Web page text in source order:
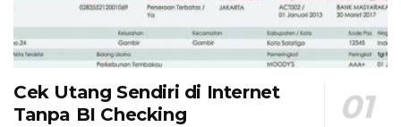
Cek Utang Sendiri di Internet
Tanpa BI Checking